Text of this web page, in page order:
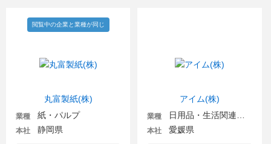
丸富製紙(株)
閲覧中の企業と業種が同じ
業種 紙・パルプ
本社 静岡県
アイム(株)
業種
本社 愛媛県